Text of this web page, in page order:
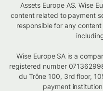
Assets Europe AS. Wise
content related to payment
responsible for any
Wise Europe SA is a
registered number
du Trône 100, 3rd floor,
payment